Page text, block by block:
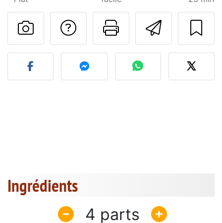
Imprimer
Poser une
Publier votre photo de
Ingrédients
4